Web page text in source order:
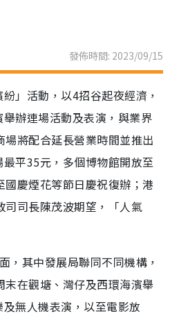
發佈時間: 2023/09/15
」活動，以4招谷起夜經濟，
辦連場活動及表演，與業界
將配合延長營業時間並推出
平35元，多個博物館開放至
慶煙花等節日慶祝復辦；港
司長陳茂波期望，「人氣
，其中發展局聯同不同機構，
在觀塘、灣仔及西環海濱舉
無人機表演，以至電影放